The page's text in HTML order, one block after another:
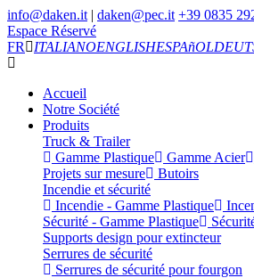
info@daken.it | daken@pec.it +39 0835
Espace Réservé
FR
ITALIANOENGLISHESPAñOL
Accueil
Notre Société
Produits
Truck & Trailer
Gamme Plastique
Gamme Acier
Projets sur mesure
Butoirs
Incendie et sécurité
Incendie - Gamme Plastique
Sécurité - Gamme Plastique
Supports design pour extincteur
Serrures de sécurité
Serrures de sécurité pour fourgon